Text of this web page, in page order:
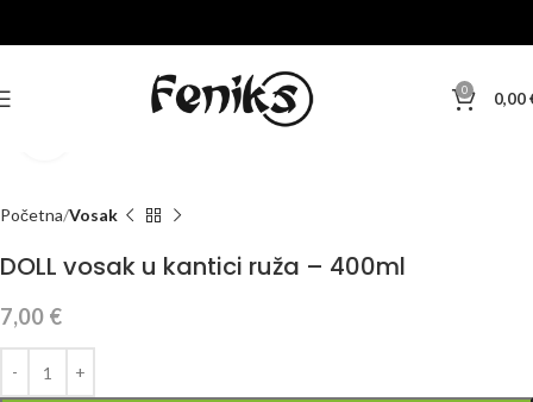
0 0,00
Početna Vosak
DOLL vosak u kantici ruža – 400ml
7,00 €